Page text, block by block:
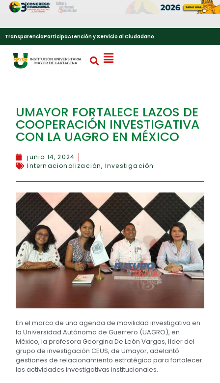
TransparenciaParticipaAtención y Servicio al Ciudadano
UMAYOR FORTALECE LAZOS DE
COOPERACIÓN INVESTIGATIVA
CON LA UAGRO EN MÉXICO
junio 14, 2024
Internacionalización, Investigación
En el marco de una agenda de movilidad investigativa en
la Universidad Autónoma de Guerrero (UAGRO), en
México, la profesora Georgina De León Vargas, líder del
grupo de investigación CEUS, de Umayor, adelantó
gestiones de relacionamiento estratégico para fortalecer
las actividades investigativas institucionales.